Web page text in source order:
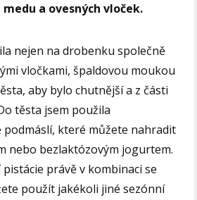
a ovesných vloček.
nejen na drobenku společně
vločkami, špaldovou moukou
aby bylo chutnější a z části
těsta jsem použila
podmáslí, které můžete nahradit
nebo bezlaktózovým jogurtem.
právě v kombinaci se
použít jakékoli jiné sezónní